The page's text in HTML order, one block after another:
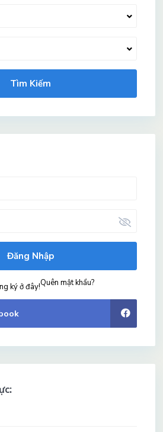
Tìm Kiếm
Đăng Nhập
ký ở đây!Quên mật khẩu?